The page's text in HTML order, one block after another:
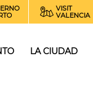
VISIT
VALENCIA
LA CIUDAD